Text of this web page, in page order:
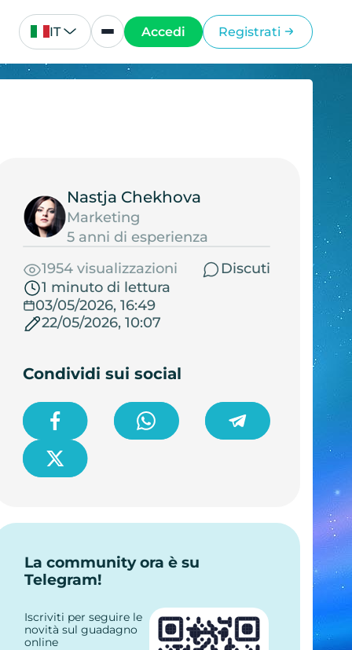
IT Accedi Registrati
Nastja Chekhova
Marketing
5 anni di esperienza
1954 visualizzazioni
Discuti
1 minuto di lettura
03/05/2026, 16:49
22/05/2026, 10:07
Condividi sui social
La community ora è su
Telegram!
Iscriviti per seguire le
novità sul guadagno
online